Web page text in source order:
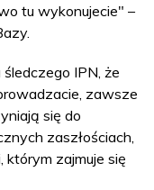
tu wykonujecie" –
IPN, że
zawsze
się do
zaszłościach,
którym zajmuje się